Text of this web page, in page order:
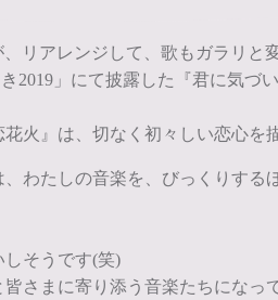
リアレンジして、歌もガラリと
2019」にて披露した『君に気づ
火』は、切なく初々しい恋心を
わたしの音楽を、びっくりする
そうです(笑)
さまに寄り添う音楽たちになっ